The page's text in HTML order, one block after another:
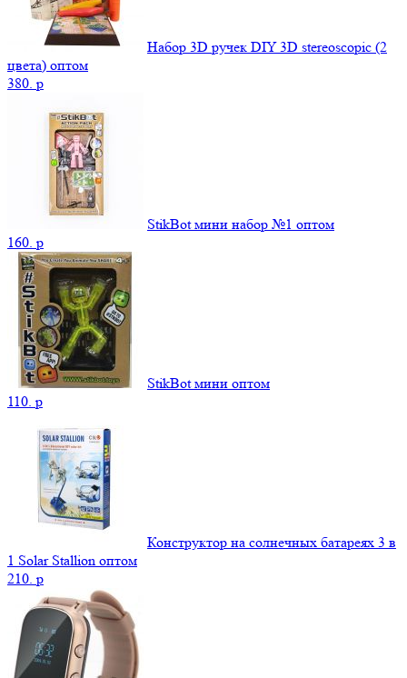
Набор 3D ручек DIY 3D stereoscopic (2
цвета) оптом
380. p
StikBot мини набор №1 оптом
160. p
StikBot мини оптом
110. p
Конструктор на солнечных батареях 3 в
1 Solar Stallion оптом
210. p